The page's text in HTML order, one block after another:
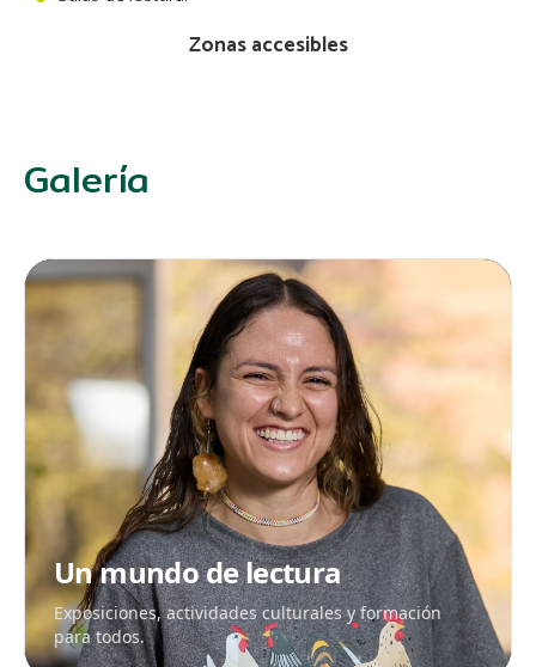
Zonas accesibles
Galería
Un mundo de lectura
Exposiciones, actividades culturales y formación
para todos.